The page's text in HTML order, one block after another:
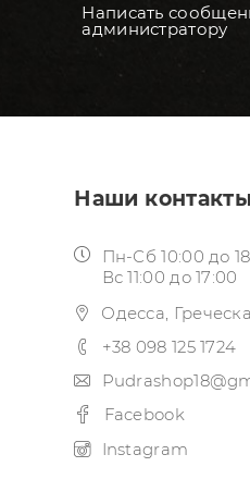
Написать
администратору
Наши контакты
Пн-Сб 10:00 до
Вс 11:00 до 17:00
Одесса,
+38 098 125 1724
Facebook
Instagram